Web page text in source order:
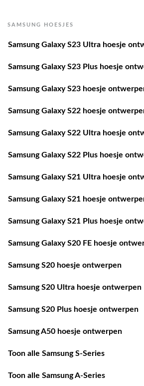
SAMSUNG HOESJES
Samsung Galaxy S23 Ultra hoesje
Samsung Galaxy S23 Plus hoesje
Samsung Galaxy S23 hoesje
Samsung Galaxy S22 hoesje
Samsung Galaxy S22 Ultra hoesje
Samsung Galaxy S22 Plus hoesje
Samsung Galaxy S21 Ultra hoesje
Samsung Galaxy S21 hoesje
Samsung Galaxy S21 Plus hoesje
Samsung Galaxy S20 FE hoesje
Samsung S20 hoesje ontwerpen
Samsung S20 Ultra hoesje ontwerpen
Samsung S20 Plus hoesje ontwerpen
Samsung A50 hoesje ontwerpen
Toon alle Samsung S-Series
Toon alle Samsung A-Series